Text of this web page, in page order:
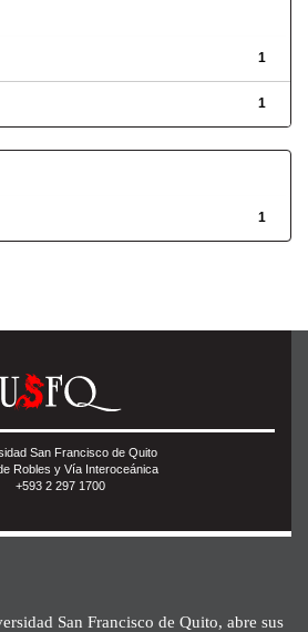
1
1
1
San Francisco de Quito
Robles y Vía Interoceánica
+593 2 297 1700
San Francisco de Quito, abre sus